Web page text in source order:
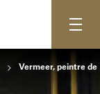
Vermeer, peintre de